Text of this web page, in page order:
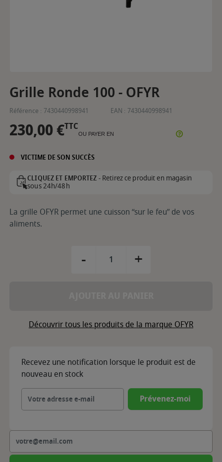
Grille Ronde 100 - OFYR
Référence : 7430440998941 EAN : 7430440998941
230,00 €TTC
OU PAYER EN
VICTIME DE SON SUCCÈS
CLIQUEZ ET EMPORTEZ -Retirez ce produit en magasin
sous 24h/48h
La grille OFYR permet une cuisson “sur le feu” de vos
aliments.
- +
Découvrir tous les produits de la marque OFYR
Recevez une notification lorsque le produit est de
nouveau en stock
Prévenez-moi